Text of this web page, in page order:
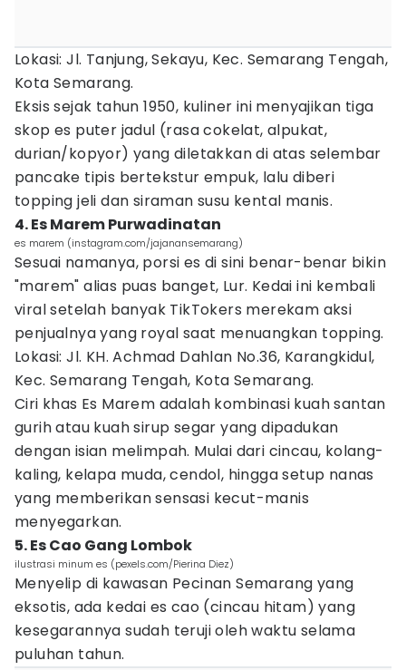
Lokasi: Jl. Tanjung, Sekayu, Kec. Semarang Tengah,
Kota Semarang.
Eksis sejak tahun 1950, kuliner ini menyajikan tiga
skop es puter jadul (rasa cokelat, alpukat,
durian/kopyor) yang diletakkan di atas selembar
pancake tipis bertekstur empuk, lalu diberi
topping jeli dan siraman susu kental manis.
4. Es Marem Purwadinatan
es marem (instagram.com/jajanansemarang)
Sesuai namanya, porsi es di sini benar-benar bikin
"marem" alias puas banget, Lur. Kedai ini kembali
viral setelah banyak TikTokers merekam aksi
penjualnya yang royal saat menuangkan topping.
Lokasi: Jl. KH. Achmad Dahlan No.36, Karangkidul,
Kec. Semarang Tengah, Kota Semarang.
Ciri khas Es Marem adalah kombinasi kuah santan
gurih atau kuah sirup segar yang dipadukan
dengan isian melimpah. Mulai dari cincau, kolang-
kaling, kelapa muda, cendol, hingga setup nanas
yang memberikan sensasi kecut-manis
menyegarkan.
5. Es Cao Gang Lombok
ilustrasi minum es (pexels.com/Pierina Diez)
Menyelip di kawasan Pecinan Semarang yang
eksotis, ada kedai es cao (cincau hitam) yang
kesegarannya sudah teruji oleh waktu selama
puluhan tahun.